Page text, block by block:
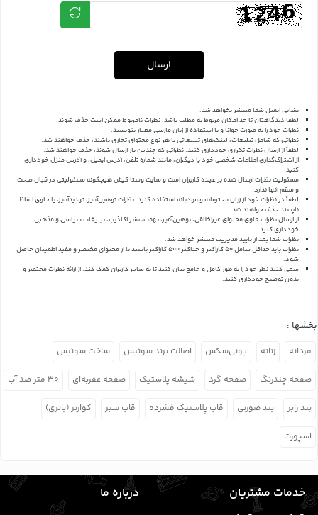
ارسال
نشانی ایمیل شما منتشر نخواهد شد.
لطفا دیدگاهتان تا حد امکان مربوط به مطلب باشد. نظرات نامربوط ممکن است حذف شوند.
نظرات خود را به صورت خوانا و با استفاده از زبان فارسی معیار بنویسید.
نظراتی که شامل تبلیغات، لینک‌های تبلیغاتی یا هر نوع محتوای تجاری باشند، حذف خواهند شد.
لطفاً از ارسال نظرات تکراری خودداری کنید. نظراتی که چندین بار ارسال شوند، حذف خواهند شد.
از اشتراک‌گذاری اطلاعات شخصی خود یا دیگران، مانند شماره تلفن، آدرس ایمیل، و آدرس منزل خودداری
کنید.
مسئولیت نظرات ارسال شده بر عهده کاربران است و سایت وستا کیش هیچگونه مسئولیتی در قبال صحت
و سقم آنها ندارد.
لطفاً در نظرات خود از زبان محترمانه و مودبانه استفاده کنید. نظرات توهین‌آمیز، تهدیدآمیز، یا حاوی الفاظ
ناپسند حذف خواهند شد.
از ارسال نظرات حاوی محتوای غیراخلاقی، توهین‌آمیز، تهمت، نشر اکاذیب، تبلیغات سیاسی و مذهبی
خودداری کنید.
نظرات شما بعد از تایید مدیریت منتشر خواهد شد.
نظرات باید حداقل شامل 50 کاراکتر و حداکثر 500 کاراکتر باشند تا از محتوای مختصر و مفید اطمینان حاصل
شود.
سعی کنید نظر خود را به طور کامل و جامع بیان کنید تا به سایر کاربران کمک کند.از ارائه نظرات مختصر و
بدون توضیح خودداری کنید.
بخشها :
مردانه زنانه یونی‌سکس اصالت برند سوئیس ساخت سوئیس
صفحه چندرنگ صفحه گرد شیشه پلاستیک صفحه عقربه‌ای ۳۰ متر ضد آب
بند رابر بند صورتی قاب پلاستیک فشرده قاب سبز کوارتز (باتری)
اسپورت
خدمات مشتریان
درباره ما